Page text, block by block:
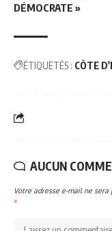
DÉMOCRATE »
ÉTIQUETÉS : CÔTE
AUCUN
Votre adresse e-mail ne sera
*